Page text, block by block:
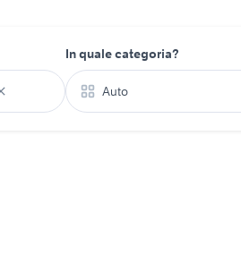
In quale categoria?
Auto